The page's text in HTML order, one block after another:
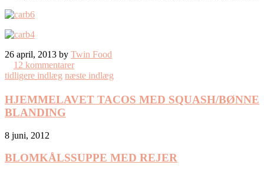
26 april, 2013 by Twin Food
12 kommentarer
tidligere indlæg næste indlæg
HJEMMELAVET TACOS MED SQUASH/BØNNE
BLANDING
8 juni, 2012
BLOMKÅLSSUPPE MED REJER